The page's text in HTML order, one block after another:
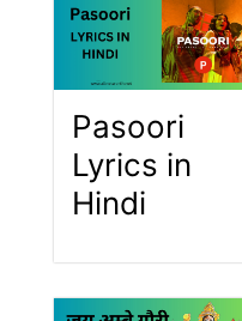
Pasoori
Lyrics in
Hindi